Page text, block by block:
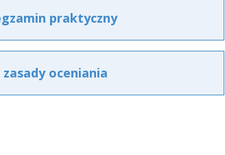
praktyczny
oceniania